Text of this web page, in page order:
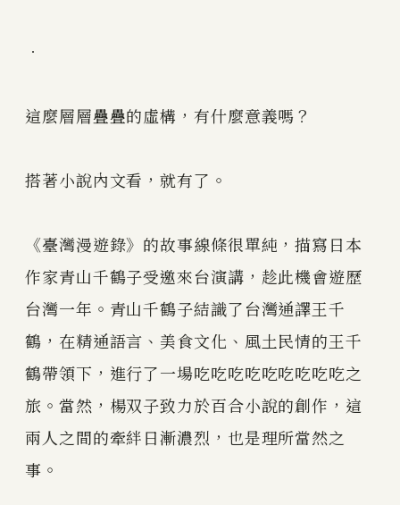
．
這麼層層疊疊的虛構，有什麼意義嗎？
搭著小說內文看，就有了。
《臺灣漫遊錄》的故事線條很單純，描寫日本
作家青山千鶴子受邀來台演講，趁此機會遊歷
台灣一年。青山千鶴子結識了台灣通譯王千
鶴，在精通語言、美食文化、風土民情的王千
鶴帶領下，進行了一場吃吃吃吃吃吃吃吃吃之
旅。當然，楊双子致力於百合小說的創作，這
兩人之間的牽絆日漸濃烈，也是理所當然之
事。